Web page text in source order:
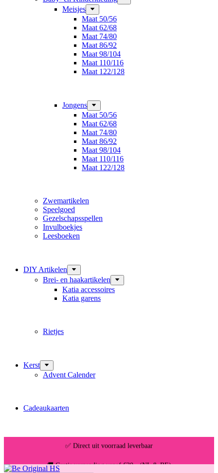
Meisjes
Maat 50/56
Maat 62/68
Maat 74/80
Maat 86/92
Maat 98/104
Maat 110/116
Maat 122/128
Jongens
Maat 50/56
Maat 62/68
Maat 74/80
Maat 86/92
Maat 98/104
Maat 110/116
Maat 122/128
Zwemartikelen
Speelgoed
Gezelschapsspellen
Invulboekjes
Leesboeken
DIY Artikelen
Brei- en haakartikelen
Katia accessoires
Katia garens
Rietjes
Kerst
Advent Calender
Cadeaukaarten
✅ Direct uit voorraad leverbaar
🚚 Gratis verzending vanaf €30,- (NL & BE)